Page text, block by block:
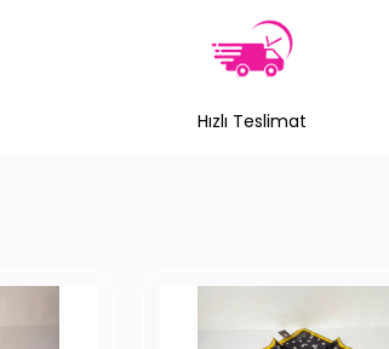
Hızlı Teslimat